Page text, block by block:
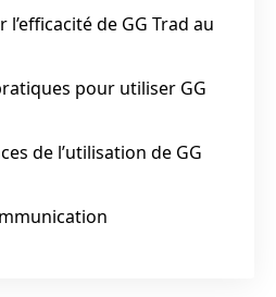
de GG Trad au
pour utiliser GG
de l’utilisation de GG